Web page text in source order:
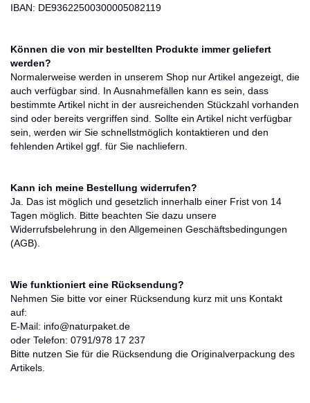
IBAN: DE93622500300005082119
Können die von mir bestellten Produkte immer geliefert
werden?
Normalerweise werden in unserem Shop nur Artikel angezeigt, die
auch verfügbar sind. In Ausnahmefällen kann es sein, dass
bestimmte Artikel nicht in der ausreichenden Stückzahl vorhanden
sind oder bereits vergriffen sind. Sollte ein Artikel nicht verfügbar
sein, werden wir Sie schnellstmöglich kontaktieren und den
fehlenden Artikel ggf. für Sie nachliefern.
Kann ich meine Bestellung widerrufen?
Ja. Das ist möglich und gesetzlich innerhalb einer Frist von 14
Tagen möglich. Bitte beachten Sie dazu unsere
Widerrufsbelehrung in den Allgemeinen Geschäftsbedingungen
(AGB).
Wie funktioniert eine Rücksendung?
Nehmen Sie bitte vor einer Rücksendung kurz mit uns Kontakt
auf:
E-Mail: info@naturpaket.de
oder Telefon: 0791/978 17 237
Bitte nutzen Sie für die Rücksendung die Originalverpackung des
Artikels.